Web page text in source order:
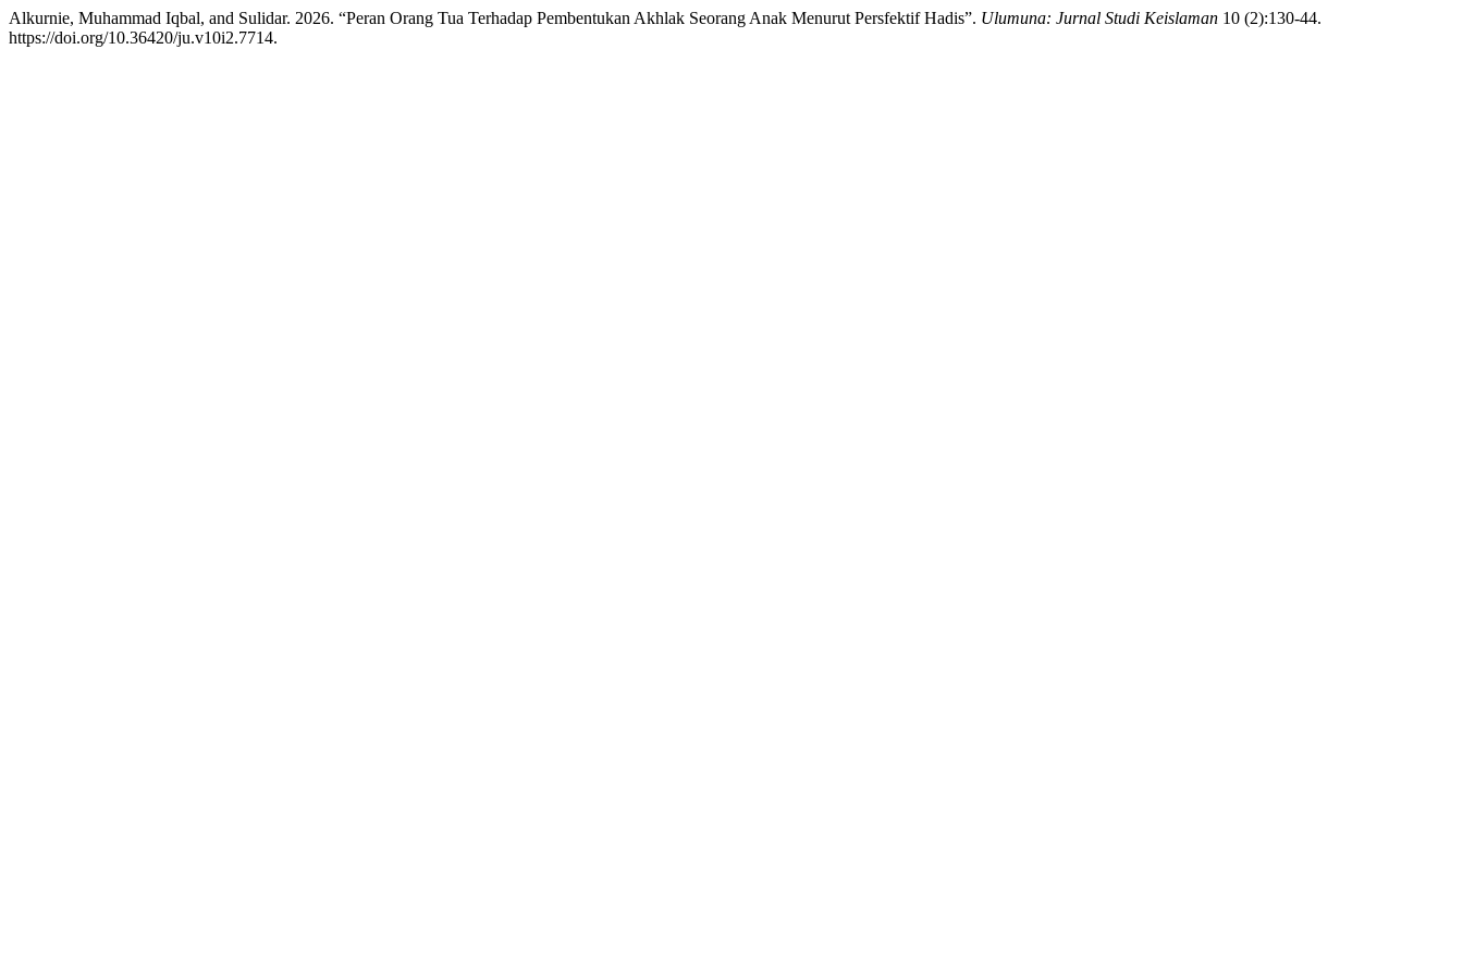
Alkurnie, Muhammad Iqbal, and Sulidar. 2026. “Peran Orang Tua Terhadap Pembentukan Akhlak Seorang Anak Menurut Persfektif Hadis”. Ulumuna: Jurnal Studi Keislaman 10 (2):130-44.
https://doi.org/10.36420/ju.v10i2.7714.